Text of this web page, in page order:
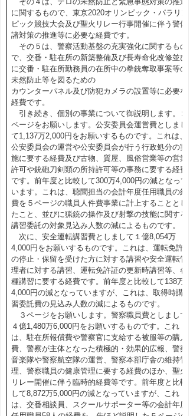
に関するもので、東京2020オリンピック・パラリン
ピック競技大会及び聖火リレー行事開催に伴う警備
諸対策の推進等に必要な経費です。
その５は、警察活動基盤の充実強化に関するもの
で、交番・駐在所の新築整備及び長寿命化改修並び
に交番・駐在所勤務員の在所中の拳銃奪取事案等の
未然防止等を図るための
カウンターパネル及び防犯カメラの設置等に必要な
経費です。
引き続き、個別の事業について御説明します。２
ページをお願いします。公安委員会運営費としまし
て1,137万2,000円をお願いするものです。これは、
公安委員会の運営や公安委員会が行う行政処分の実
施に要する経費及び古物、質屋、風俗営業等の営業
許可や銃砲刀剣類の所持許可等の事務に要する経費
です。前年度と比較して300万4,000円の減となって
います。これは、聴聞担当の会計年度任用職員の経
費を５ページの職員人件費事業に計上することとし
たこと、並びに猟銃の操作及び射撃の技能に関する
講習委託の対象見込み人数の減によるものです。
次に、安全運転講習費としまして１億8,054万
4,000円をお願いするものです。これは、運転免許
の停止・保留を受けた方に対する講習や安全運転管
理者に対する講習、運転免許証の更新時講習等、各
種講習に要する経費です。前年度と比較して138万
4,000円の減となっていますが、これは、取得時講
習委託費の見込み人数の減によるものです。
３ページをお願いします。警察職員費としまして
４億1,480万6,000円をお願いするものです。これ
は、駐在所報償費や警察官に支給する被服等の購入
費、警察が主体となった積極的・効果的広報、警察
音楽隊や警察航空隊の運営、警察本部庁舎の維持管
理、警察職員の健康管理に要する経費のほか、聖火
リレー開催に伴う臨時的経費等です。前年度と比較
して8,872万5,000円の減となっていますが、これ
は、交番相談員、スクールサポーター等の会計年度